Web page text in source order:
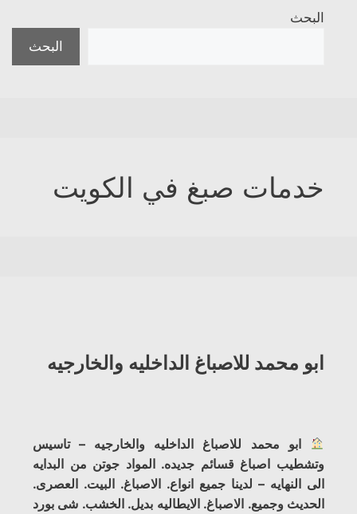
البحث
البحث
خدمات صبغ في الكويت
ابو محمد للاصباغ الداخليه والخارجيه
ابو محمد للاصباغ الداخليه والخارجيه – تاسيس
وتشطيب اصباغ قسائم جديده. المواد جوتن من البدايه
الى النهايه – لدينا جميع انواع. الاصباغ. البيت. العصرى.
الحديث وجميع. الاصباغ. الايطاليه بديل. الخشب. شى بورد